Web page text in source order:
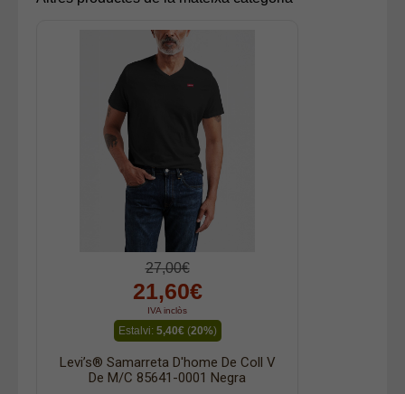
27,00€
21,60€
IVA inclòs
Estalvi: 5,40€(20%)
Levi’s® Samarreta D'home De Coll V
De M/c 85641-0001 Negra